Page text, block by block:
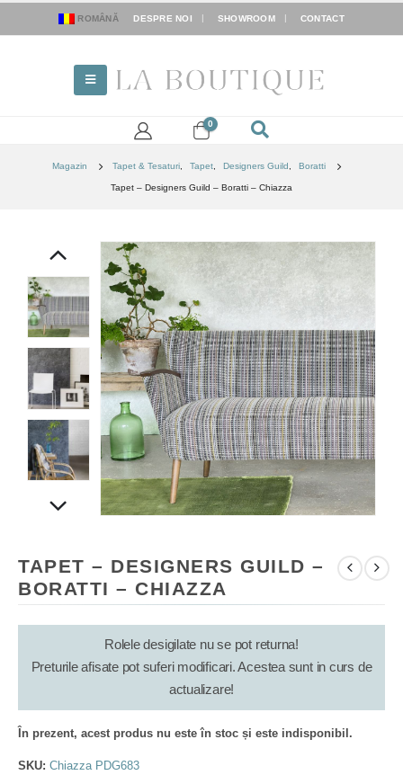
ROMÂNĂ DESPRE NOI SHOWROOM CONTACT
0
Magazin Tapet & Tesaturi Tapet Designers Guild Boratti
Tapet – Designers Guild – Boratti – Chiazza
TAPET – DESIGNERS GUILD –
BORATTI – CHIAZZA
Rolele desigilate nu se pot returna!
Preturile afisate pot suferi modificari. Acestea sunt in curs de
actualizare!
În prezent, acest produs nu este în stoc și este indisponibil.
SKU: Chiazza PDG683